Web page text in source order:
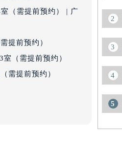
（需提前预约） | 广
提前预约）
（需提前预约）
需提前预约）
2
3
4
5